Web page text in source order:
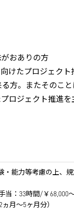
おありの方
けたプロジェク
方。またそのこ
ロジェクト推進
・能力等考慮の上、
：33時間/￥68,000
月～5ヶ月分）